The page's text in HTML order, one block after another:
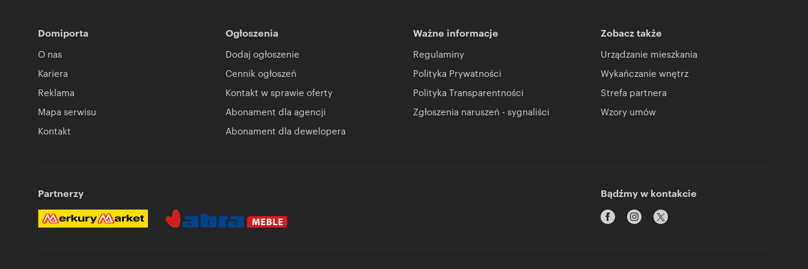
Domiporta
O nas
Kariera
Reklama
Mapa serwisu
Kontakt
Ogłoszenia
Dodaj ogłoszenie
Cennik ogłoszeń
Kontakt w sprawie oferty
Abonament dla agencji
Abonament dla dewelopera
Ważne informacje
Regulaminy
Polityka Prywatności
Polityka Transparentności
Zgłoszenia naruszeń - sygnaliści
Zobacz także
Urządzanie mieszkania
Wykańczanie wnętrz
Strefa partnera
Wzory umów
Partnerzy Bądźmy w kontakcie